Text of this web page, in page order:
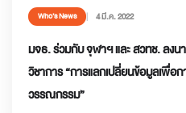
Who’s News 4 มี.ค. 2022
มจธ. ร่วมกับ จุฬาฯ และ สวทช. ลง
วิชาการ “การแลกเปลี่ยนข้อมูลเพื่อ
วรรณกรรม”